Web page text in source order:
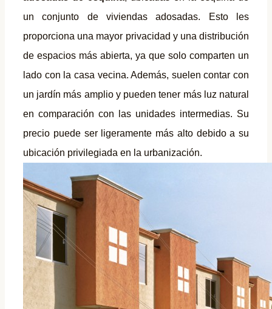
un conjunto de viviendas adosadas. Esto les
proporciona una mayor privacidad y una distribución
de espacios más abierta, ya que solo comparten un
lado con la casa vecina. Además, suelen contar con
un jardín más amplio y pueden tener más luz natural
en comparación con las unidades intermedias. Su
precio puede ser ligeramente más alto debido a su
ubicación privilegiada en la urbanización.